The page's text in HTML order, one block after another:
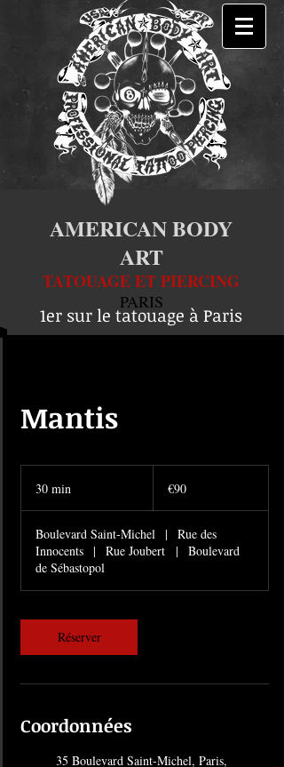
AMERICAN BODY
ART
TATOUAGE ET PIERCING
PARIS
1er sur le tatouage à Paris
Mantis
30 min
i
n
€90
Boulevard Saint-Michel |
Rue des
Innocents
| Rue Joubert |
Boulevard
de Sébastopol
Réserver
Coordonnées
35 Boulevard Saint-Michel, Paris,